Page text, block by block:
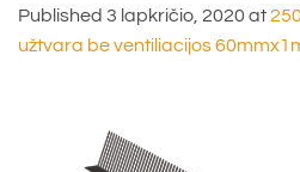
Published 3 lapkričio, 2020 at
užtvara be ventiliacijos